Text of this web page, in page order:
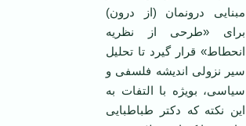
مبنایی درونمان (از درون)
برای «طرحی از نظریه
انحطاط» قرار گیرد تا تحلیل
سیر نزولی اندیشه فلسفی و
سیاسی، بویژه با التفات به
این نکته که دکتر طباطبایی